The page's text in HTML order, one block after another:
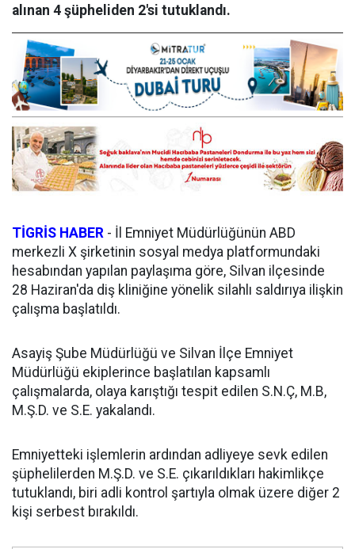
alınan 4 şüpheliden 2'si tutuklandı.
TİGRİS HABER - İl Emniyet Müdürlüğünün ABD
merkezli X şirketinin sosyal medya platformundaki
hesabından yapılan paylaşıma göre, Silvan ilçesinde
28 Haziran'da diş kliniğine yönelik silahlı saldırıya ilişkin
çalışma başlatıldı.
Asayiş Şube Müdürlüğü ve Silvan İlçe Emniyet
Müdürlüğü ekiplerince başlatılan kapsamlı
çalışmalarda, olaya karıştığı tespit edilen S.N.Ç, M.B,
M.Ş.D. ve S.E. yakalandı.
Emniyetteki işlemlerin ardından adliyeye sevk edilen
şüphelilerden M.Ş.D. ve S.E. çıkarıldıkları hakimlikçe
tutuklandı, biri adli kontrol şartıyla olmak üzere diğer 2
kişi serbest bırakıldı.